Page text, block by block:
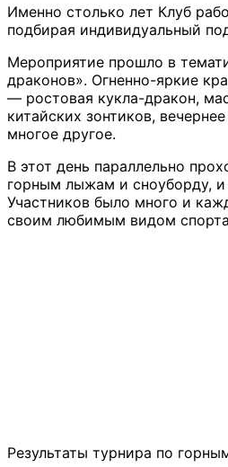
Именно столько лет Клуб
подбирая индивидуальный
Мероприятие прошло в
драконов». Огненно-яркие
— ростовая кукла-дракон,
китайских зонтиков,
многое другое.
В этот день параллельно
горным лыжам и сноуборду, и
Участников было много и
своим любимым видом
Результаты турнира по